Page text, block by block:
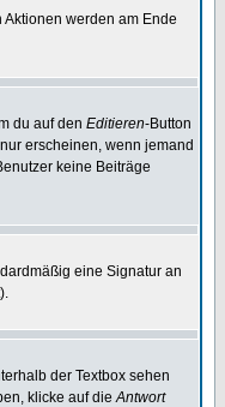
werden am Ende
du auf den Editieren-Button
erscheinen, wenn jemand
keine Beiträge
eine Signatur an
der Textbox sehen
klicke auf dieAntwort